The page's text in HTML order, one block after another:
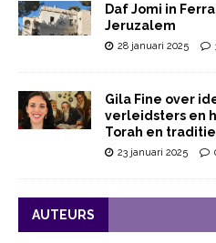
Daf Jomi in
Jeruzalem
28 januari 2025
Gila Fine over
verleidsters en
Torah en traditie
23 januari 2025
AUTEURS